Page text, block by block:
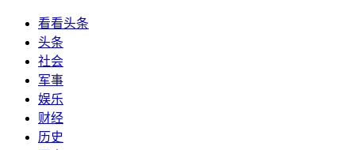
看看头条
头条
社会
军事
娱乐
财经
历史